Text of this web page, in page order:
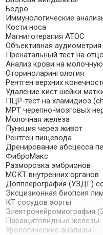
Бедро
Иммунологические
Кости носа
Магнитотерапия АТОС
Объективная аудиометрия
Пренатальный тест на
Анализ крови на
Оториноларингология
Рентген верхних
Удаление кист шейки
ПЦР-тест на хламидиоз
МРТ черепно-мозговых
Молочная железа
Пункция через живот
Рентген пищевода
Дренирование абсцесса
ФиброМакс
Разморозка эмбрионов
МСКТ внутренних органов
Допплерография (УЗДГ)
Эксцизионная биопсия
КТ сосудов аорты
Электронейромиография
Паращитовидные железы
Урологические анализы